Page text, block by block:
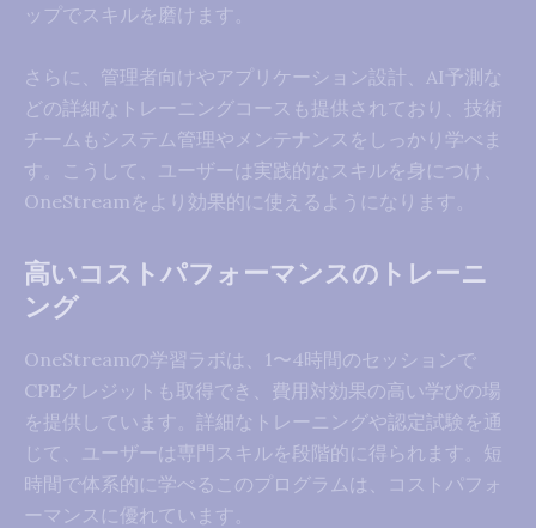
ップでスキルを磨けます。
さらに、管理者向けやアプリケーション設計、AI予測な
どの詳細なトレーニングコースも提供されており、技術
チームもシステム管理やメンテナンスをしっかり学べま
す。こうして、ユーザーは実践的なスキルを身につけ、
OneStreamをより効果的に使えるようになります。
高いコストパフォーマンスのトレーニ
ング
OneStreamの学習ラボは、1〜4時間のセッションで
CPEクレジットも取得でき、費用対効果の高い学びの場
を提供しています。詳細なトレーニングや認定試験を通
じて、ユーザーは専門スキルを段階的に得られます。短
時間で体系的に学べるこのプログラムは、コストパフォ
ーマンスに優れています。